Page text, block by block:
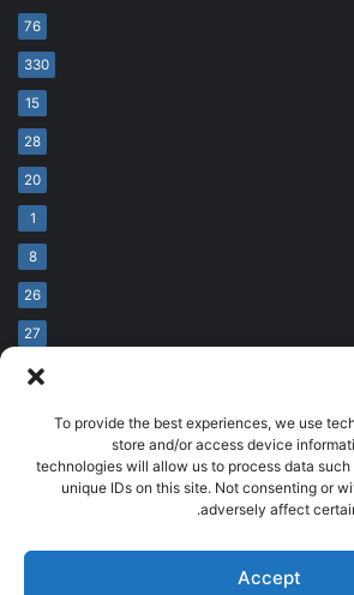
To provide the best experiences, we use
store and/or access device
technologies will allow us to process data
unique IDs on this site. Not consenting or
adversely affect
Accept
76
330
15
28
20
1
8
26
27
محفوظة
developed by
إخلاء مسؤولية اتصل بنا
انضم لفريقنا